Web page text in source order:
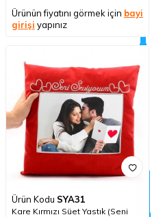
Ürünün fiyatını görmek için bayi
girişi yapınız
Ürün Kodu SYA31
Kare Kırmızı Süet Yastık (Seni